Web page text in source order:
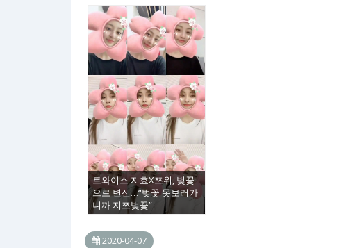
트와이스 지효X쯔위, 벚꽃
으로 변신…“벚꽃 못보러가
니까 지쯔벚꽃”
2020-04-07